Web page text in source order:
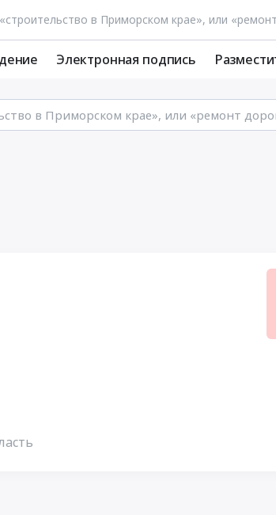
Электронная подпись